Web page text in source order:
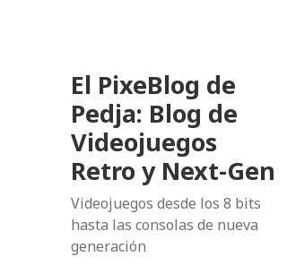
El PixeBlog de
Pedja: Blog de
Videojuegos
Retro y Next-Gen
Videojuegos desde los 8 bits
hasta las consolas de nueva
generación